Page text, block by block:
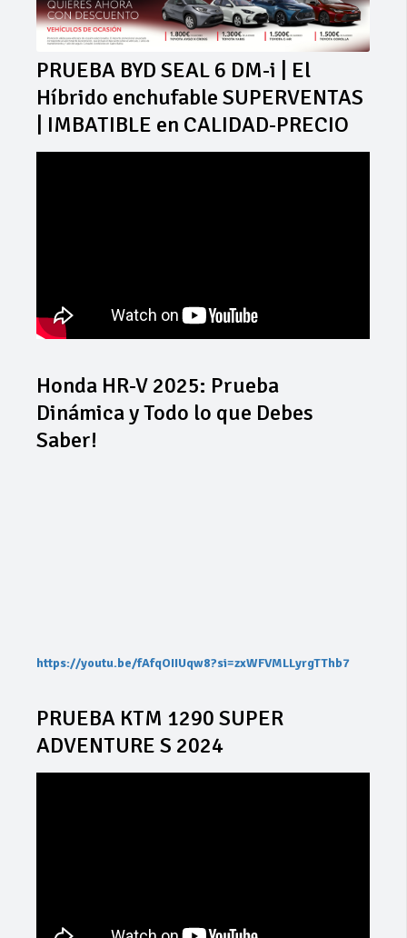
PRUEBA BYD SEAL 6 DM-i | El
Híbrido enchufable SUPERVENTAS
| IMBATIBLE en CALIDAD-PRECIO
Honda HR-V 2025: Prueba
Dinámica y Todo lo que Debes
Saber!
https://youtu.be/fAfqOIIUqw8?si=zxWFVMLLyrgTThb7
PRUEBA KTM 1290 SUPER
ADVENTURE S 2024